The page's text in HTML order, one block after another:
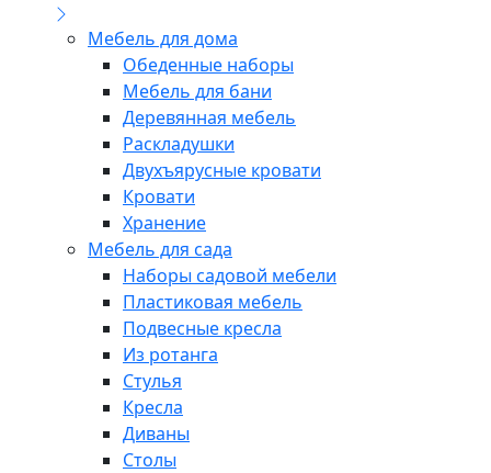
Мебель для дома
Обеденные наборы
Мебель для бани
Деревянная мебель
Раскладушки
Двухъярусные кровати
Кровати
Хранение
Мебель для сада
Наборы садовой мебели
Пластиковая мебель
Подвесные кресла
Из ротанга
Стулья
Кресла
Диваны
Столы